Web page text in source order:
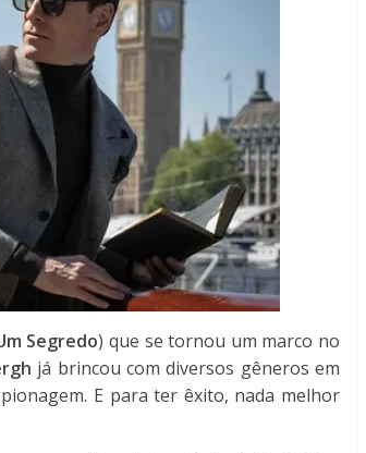
Segredo) que se tornou um marco no
já brincou com diversos gêneros em
E para ter êxito, nada melhor